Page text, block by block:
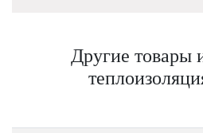
Другие товары